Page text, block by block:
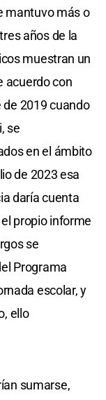
mantuvo más o
años de la
muestran un
acuerdo con
2019 cuando
se
en el ámbito
de 2023 esa
daría cuenta
propio informe
se
Programa
escolar, y
ello
sumarse,